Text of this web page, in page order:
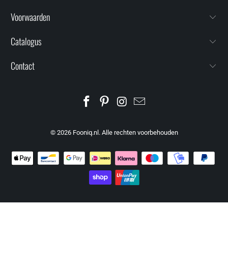
Voorwaarden
Catalogus
Contact
© 2026 Fooniq.nl . Alle rechten voorbehouden